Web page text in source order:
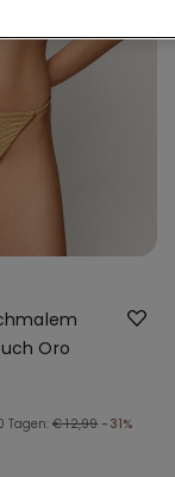
Oro
Tagen:€ 12,99 -31%